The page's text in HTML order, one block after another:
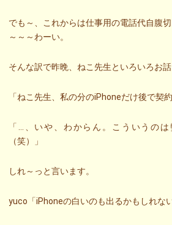
でも～、これからは仕事用の電話代自腹
～～～わーい。
そんな訳で昨晩、ねこ先生といろいろお話
「ねこ先生、私の分のiPhoneだけ後で契
「…、いや、わからん。こういうのは
（笑）」
しれ～っと言います。
yuco「iPhoneの白いのも出るかもしれな